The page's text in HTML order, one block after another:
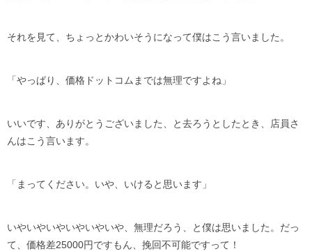
それを見て、ちょっとかわいそうになって僕はこう言いました。
「やっぱり、価格ドットコムまでは無理ですよね」
いいです、ありがとうございました、と去ろうとしたとき、店員さ
んはこう言います。
「まってください。いや、いけると思います」
いやいやいやいやいやいや、無理だろう、と僕は思いました。だっ
て、価格差25000円ですもん、挽回不可能ですって！